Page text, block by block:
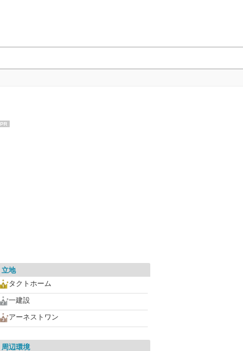
PR
立地
タクトホーム
一建設
アーネストワン
周辺環境